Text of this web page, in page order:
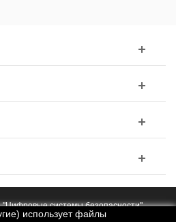
использует файлы
системы безопасности"